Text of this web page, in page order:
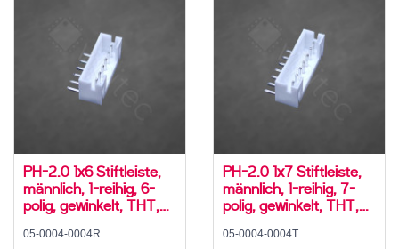
PH-2.0 1x6 Stiftleiste,
männlich, 1-reihig, 6-
polig, gewinkelt, THT,
05-0004-0004R
PH-2.0 1x7 Stiftleiste,
männlich, 1-reihig, 7-
polig, gewinkelt, THT,
05-0004-0004T